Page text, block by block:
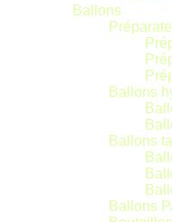
Ballons
Ballons
Ballons
Ballons